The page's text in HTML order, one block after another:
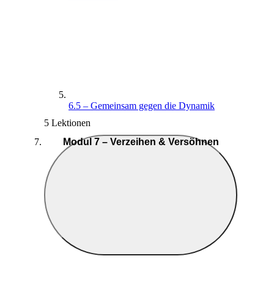
6.5 – Gemeinsam gegen die Dynamik
5 Lektionen
Modul 7 – Verzeihen & Versöhnen